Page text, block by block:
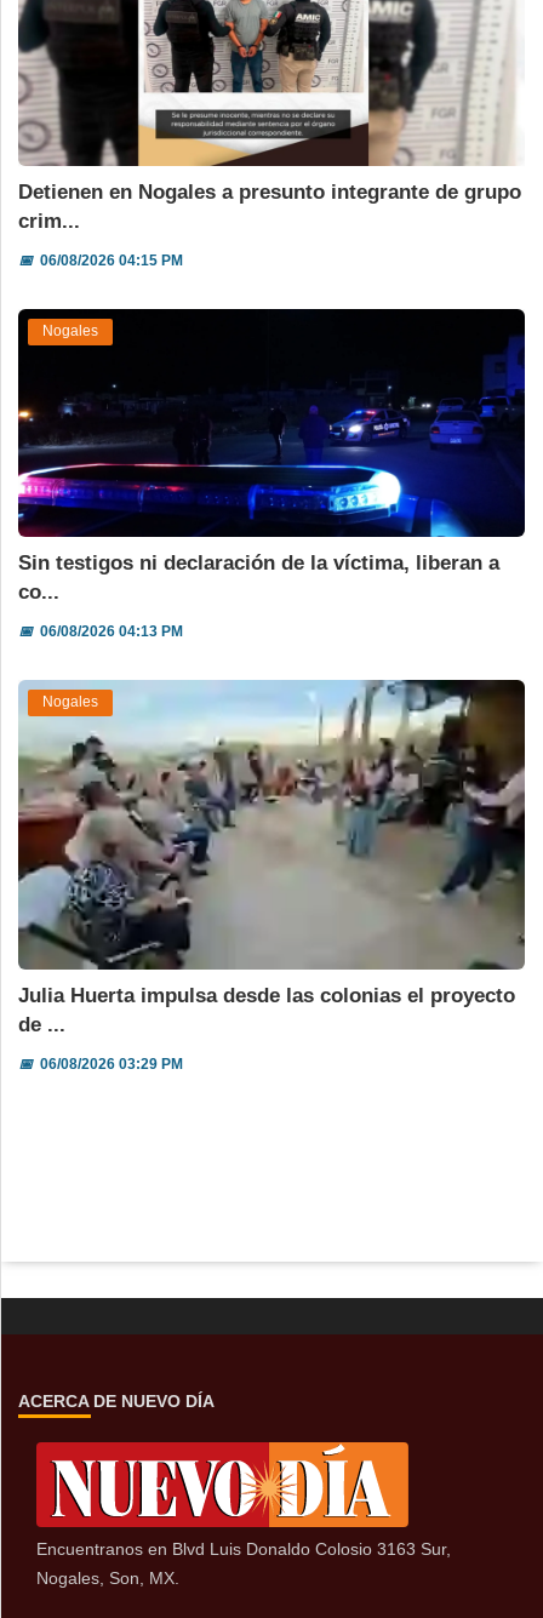
Detienen en Nogales a presunto integrante de grupo
crim...
📅06/08/2026 04:15 PM
Nogales
Sin testigos ni declaración de la víctima, liberan a
co...
📅06/08/2026 04:13 PM
Nogales
Julia Huerta impulsa desde las colonias el proyecto
de ...
📅06/08/2026 03:29 PM
ACERCA DE NUEVO DÍA
Encuentranos en Blvd Luis Donaldo Colosio 3163 Sur,
Nogales, Son, MX.